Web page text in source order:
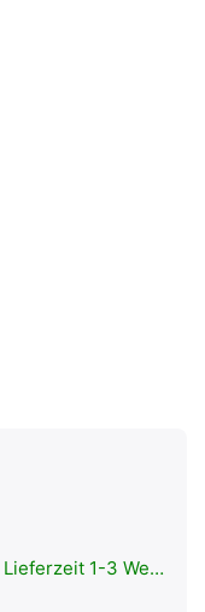
1-3 Werktage.